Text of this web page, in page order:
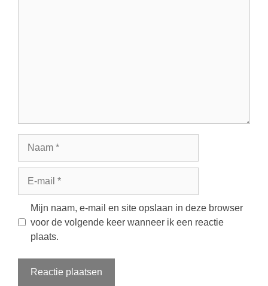
Mijn naam, e-mail en site opslaan in deze browser
voor de volgende keer wanneer ik een reactie
plaats.